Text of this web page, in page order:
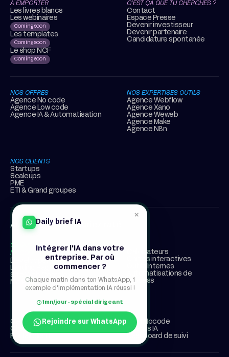
A EMPORTER
Les livres blancs
Les webinaires
Coming soon
Les templates
Coming soon
Le shop NCF
Coming soon
C’EST ÇA QUE TU CHERCHES ?
Contact
Espace Presse
Devenir investisseur
Devenir partenaire
Candidature spontanée
NOS OFFRES
Agence No code
Agence Low code
Agence IA & Automatisation
NOS EXPERTISES OUTILS
Agence Webflow
Agence Xano
Agence Weweb
Agence Make
Agence N8n
NOS CLIENTS
Startups
Scaleups
PME
ETI & Grand groupes
Au cas où vous l’auriez raté
CE QU’ON PEUT FAIRE EN
NOCODE
Développement APIs
Landing Pages
Site Web Complexes
Marketplaces
Calculateurs
Cartes interactives
Outils Internes
Automatisations de
process
Génération de documents
Chatbots
Portail client
CRM Nocode
Agents IA
Dashboard de suivi
×
Daily brief IA
Intégrer l'IA dans votre
entreprise. Par où
commencer ?
Chaque matin dans ton WhatsApp, 1
exemple d'implémentation IA réussi !
1mn/jour · spécial dirigeant
Rejoindre sur WhatsApp